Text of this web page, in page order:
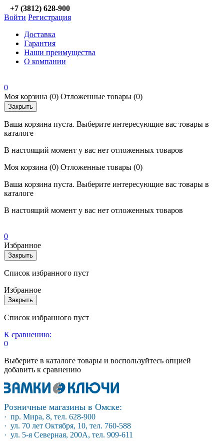
+7 (3812) 628-900
Войти Регистрация
Доставка
Гарантия
Наши преимущества
О компании
0
Моя корзина (0) Отложенные товары (0)
Закрыть
Ваша корзина пуста. Выберите интересующие вас товары в
каталоге
В настоящий момент у вас нет отложенных товаров
Моя корзина (0) Отложенные товары (0)
Ваша корзина пуста. Выберите интересующие вас товары в
каталоге
В настоящий момент у вас нет отложенных товаров
0
Избранное
Закрыть
Список избранного пуст
Избранное
Закрыть
Список избранного пуст
К сравнению:
0
Выберите в каталоге товары и воспользуйтесь опцией
добавить к сравнению
Розничные магазины в Омске:
· пр. Мира, 8, тел. 628-900
· ул. 70 лет Октября, 10, тел. 760-588
· ул. 5-я Северная, 200А, тел. 909-611